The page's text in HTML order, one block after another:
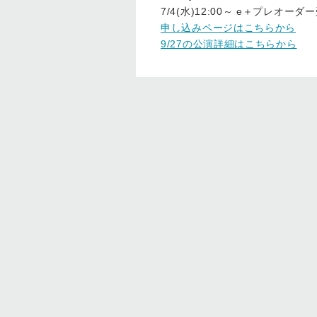
7/4(水)12:00～ e＋プレオーダー
申し込みページはこちらから
9/27の公演詳細はこちらから